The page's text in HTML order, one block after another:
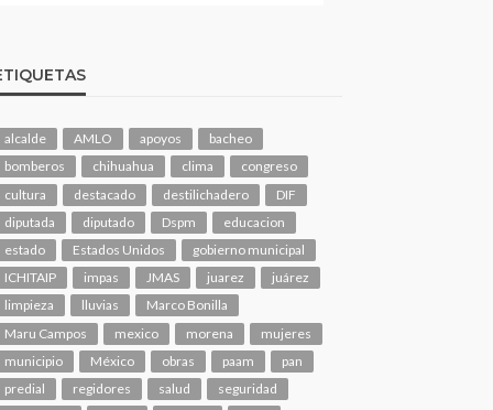
alcalde AMLO apoyos
bacheo
bomberos
chihuahua clima
congreso
cultura
destacado destilichadero
DIF
diputada
diputado Dspm
educacion
estado
Estados Unidos
gobierno municipal
ICHITAIP
impas JMAS juarez
juárez
limpieza
lluvias
Marco Bonilla
Maru Campos
mexico morena
mujeres
municipio
México obras paam
pan
predial
regidores salud
seguridad